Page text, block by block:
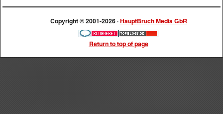
Copyright © 2001-2026 ·HauptBruch Media GbR
Return to top of page